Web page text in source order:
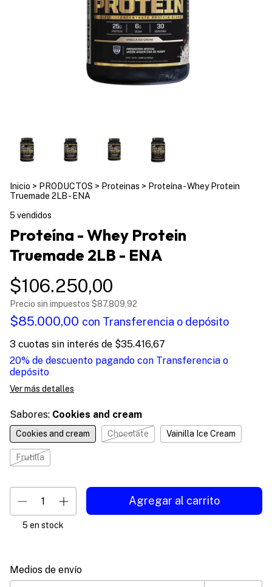
Inicio > PRODUCTOS > Proteinas > Proteína - Whey Protein
Truemade 2LB - ENA
5 vendidos
Proteína - Whey Protein
Truemade 2LB - ENA
$106.250,00
Precio sin impuestos $87.809,92
$85.000,00 con Transferencia o depósito
3 cuotas sin interés de $35.416,67
20% de descuento pagando con Transferencia o
depósito
Ver más detalles
Sabores: Cookies and cream
Cookies and cream Chocolate Vainilla Ice Cream
Frutilla
5 en stock
Entregas para el CP:
Medios de envío